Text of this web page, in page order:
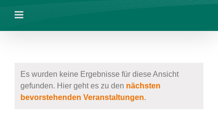
Inhalt
Hinweis
Es wurden keine Ergebnisse für diese Ansicht
gefunden. Hier geht es zu den nächsten
bevorstehenden Veranstaltungen.